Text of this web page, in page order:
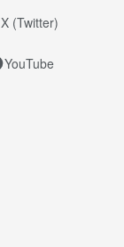
X (Twitter)
YouTube